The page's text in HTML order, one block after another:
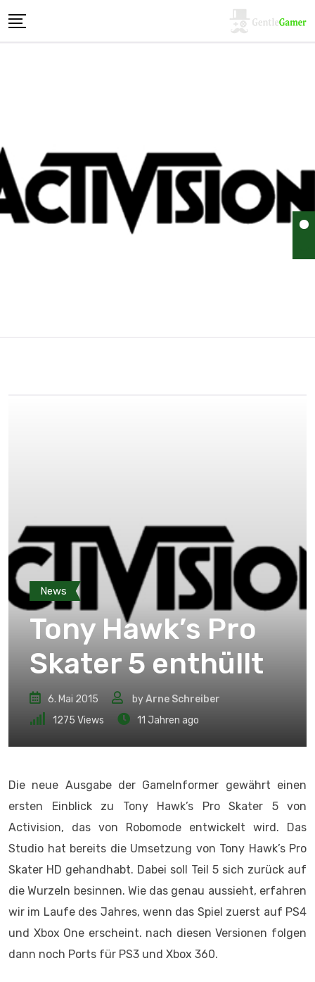
News
Tony Hawk’s Pro
Skater 5 enthüllt
6. Mai 2015 byArne Schreiber
1275 Views 11 Jahren ago
Die neue Ausgabe der GameInformer gewährt einen
ersten Einblick zu Tony Hawk’s Pro Skater 5 von
Activision, das von Robomode entwickelt wird. Das
Studio hat bereits die Umsetzung von Tony Hawk’s Pro
Skater HD gehandhabt. Dabei soll Teil 5 sich zurück auf
die Wurzeln besinnen. Wie das genau aussieht, erfahren
wir im Laufe des Jahres, wenn das Spiel zuerst auf PS4
und Xbox One erscheint. nach diesen Versionen folgen
dann noch Ports für PS3 und Xbox 360.